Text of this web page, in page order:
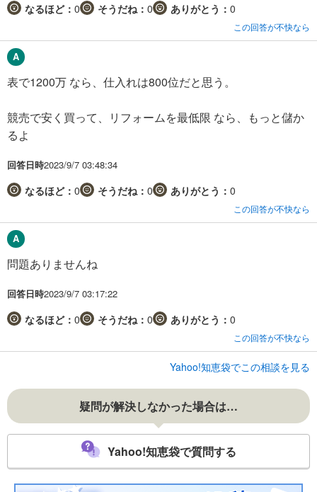
なるほど： 0 そうだね： 0 ありがとう： 0
この回答が不快なら
表で1200万 なら、仕入れは800位だと思う。
競売で安く買って、リフォームを最低限 なら、もっと儲か
るよ
回答日時2023/9/7 03:48:34
なるほど： 0 そうだね： 0 ありがとう： 0
この回答が不快なら
問題ありませんね
回答日時2023/9/7 03:17:22
なるほど： 0 そうだね： 0 ありがとう： 0
この回答が不快なら
Yahoo!知恵袋でこの相談を見る
疑問が解決しなかった場合は…
Yahoo!知恵袋で質問する